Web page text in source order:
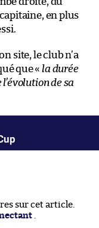
en plus
site, le club n’a
que « la durée
de sa
sur cet article.